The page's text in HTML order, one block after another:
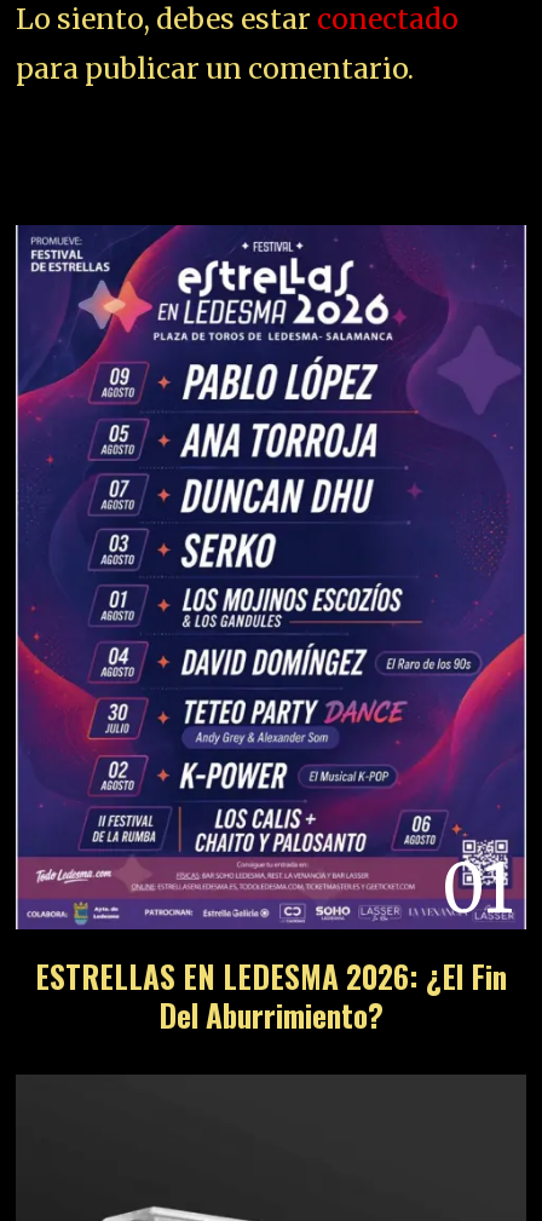
Lo siento, debes estar conectado
para publicar un comentario.
01
ESTRELLAS EN LEDESMA 2026: ¿El Fin
Del Aburrimiento?